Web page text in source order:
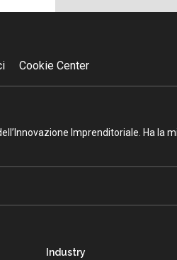
Cookie Center
Imprenditoriale. Ha la
Industry